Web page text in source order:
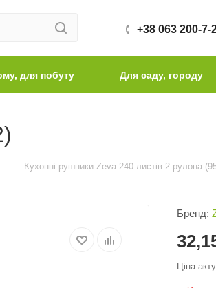
+38 063 200-7-
для побуту Для саду, городу
— Кухонні рушники Zeva 240 листів 2 рулона
Бренд:
Ціна